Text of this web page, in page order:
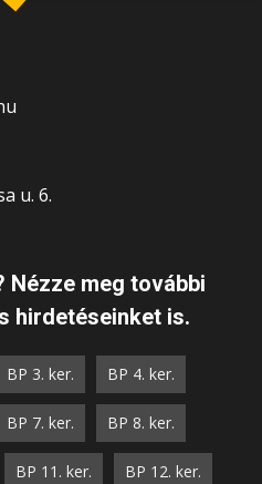
u. 6.
Nézze meg további
hirdetéseinket is.
BP 3. ker. BP 4. ker.
BP 7. ker. BP 8. ker.
BP 11. ker. BP 12. ker.